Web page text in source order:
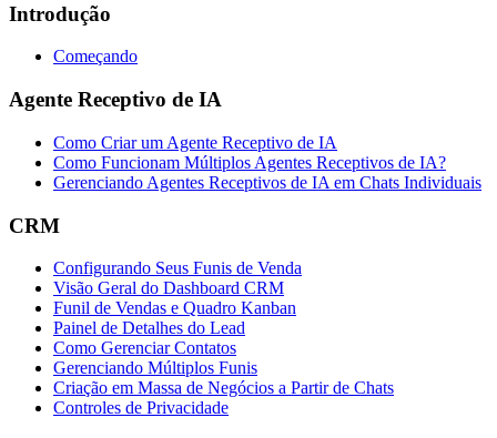
Introdução
Começando
Agente Receptivo de IA
Como Criar um Agente Receptivo de IA
Como Funcionam Múltiplos Agentes Receptivos de IA?
Gerenciando Agentes Receptivos de IA em Chats Individuais
CRM
Configurando Seus Funis de Venda
Visão Geral do Dashboard CRM
Funil de Vendas e Quadro Kanban
Painel de Detalhes do Lead
Como Gerenciar Contatos
Gerenciando Múltiplos Funis
Criação em Massa de Negócios a Partir de Chats
Controles de Privacidade